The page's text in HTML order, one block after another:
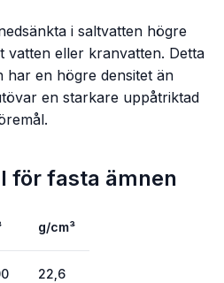
i saltvatten högre
eller kranvatten. Detta
har en högre densitet än
en starkare uppåtriktad
för fasta ämnen
g/cm³
22,6